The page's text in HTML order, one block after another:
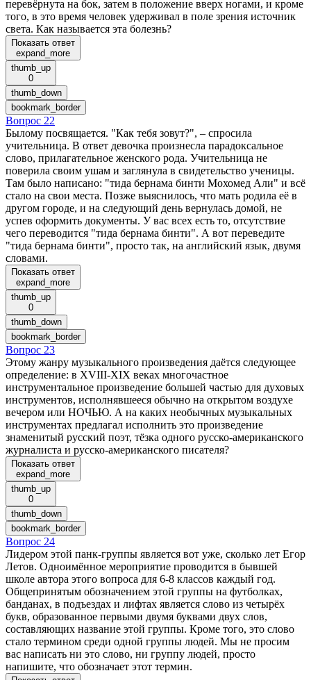
перевёрнута на бок, затем в положение вверх ногами, и кроме
того, в это время человек удерживал в поле зрения источник
света. Как называется эта болезнь?
Показать ответ
expand_more
thumb_up
0
thumb_down
bookmark_border
Вопрос 22
Былому посвящается. "Как тебя зовут?", – спросила
учительница. В ответ девочка произнесла парадоксальное
слово, прилагательное женского рода. Учительница не
поверила своим ушам и заглянула в свидетельство ученицы.
Там было написано: "тида бернама бинти Мохомед Али" и всё
стало на свои места. Позже выяснилось, что мать родила её в
другом городе, и на следующий день вернулась домой, не
успев оформить документы. У вас всех есть то, отсутствие
чего переводится "тида бернама бинти". А вот переведите
"тида бернама бинти", просто так, на английский язык, двумя
словами.
Показать ответ
expand_more
thumb_up
0
thumb_down
bookmark_border
Вопрос 23
Этому жанру музыкального произведения даётся следующее
определение: в XVIII-XIX веках многочастное
инструментальное произведение большей частью для духовых
инструментов, исполнявшееся обычно на открытом воздухе
вечером или НОЧЬЮ. А на каких необычных музыкальных
инструментах предлагал исполнить это произведение
знаменитый русский поэт, тёзка одного русско-американского
журналиста и русско-американского писателя?
Показать ответ
expand_more
thumb_up
0
thumb_down
bookmark_border
Вопрос 24
Лидером этой панк-группы является вот уже, сколько лет Егор
Летов. Одноимённое мероприятие проводится в бывшей
школе автора этого вопроса для 6-8 классов каждый год.
Общепринятым обозначением этой группы на футболках,
банданах, в подъездах и лифтах является слово из четырёх
букв, образованное первыми двумя буквами двух слов,
составляющих название этой группы. Кроме того, это слово
стало термином среди одной группы людей. Мы не просим
вас написать ни это слово, ни группу людей, просто
напишите, что обозначает этот термин.